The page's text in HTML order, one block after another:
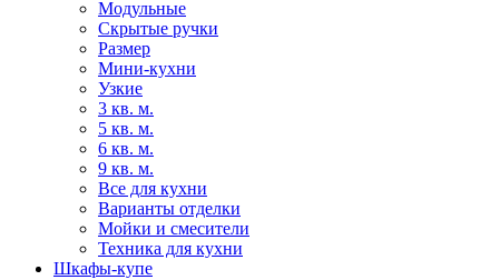
Модульные
Скрытые ручки
Размер
Мини-кухни
Узкие
3 кв. м.
5 кв. м.
6 кв. м.
9 кв. м.
Все для кухни
Варианты отделки
Мойки и смесители
Техника для кухни
Шкафы-купе